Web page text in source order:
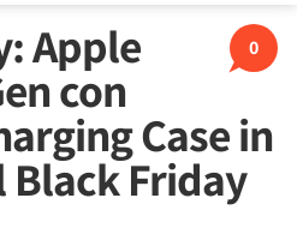
0
Apple
con
Case in
Friday